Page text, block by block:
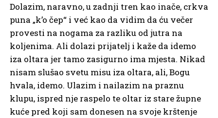
Dolazim, naravno, u zadnji tren kao inače, crkva
puna „k’o čep“ i već kao da vidim da ću večer
provesti na nogama za razliku od jutra na
koljenima. Ali dolazi prijatelj i kaže da idemo
iza oltara jer tamo zasigurno ima mjesta. Nikad
nisam slušao svetu misu iza oltara, ali, Bogu
hvala, idemo. Ulazim i nailazim na praznu
klupu, ispred nje raspelo te oltar iz stare župne
kuće pred koji sam donesen na svoje krštenje